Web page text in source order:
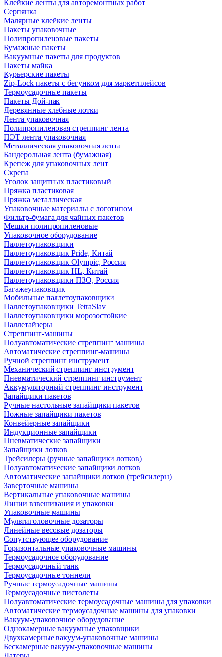
Клейкие ленты для авторемонтных работ
Серпянка
Малярные клейкие ленты
Пакеты упаковочные
Полипропиленовые пакеты
Бумажные пакеты
Вакуумные пакеты для продуктов
Пакеты майка
Курьерские пакеты
Zip-Lock пакеты с бегунком для маркетплейсов
Термоусадочные пакеты
Пакеты Дой-пак
Деревянные хлебные лотки
Лента упаковочная
Полипропиленовая стреппинг лента
ПЭТ лента упаковочная
Металлическая упаковочная лента
Бандерольная лента (бумажная)
Крепеж для упаковочных лент
Скрепа
Уголок защитных пластиковый
Пряжка пластиковая
Пряжка металлическая
Упаковочные материалы с логотипом
Фильтр-бумага для чайных пакетов
Мешки полипропиленовые
Упаковочное оборудование
Паллетоупаковщики
Паллетоупаковщик Pride, Китай
Паллетоупаковщик Olympic, Россия
Паллетоупаковщик HL, Китай
Паллетоупаковщики ПЗО, Россия
Багажеупаковщик
Мобильные паллетоупаковщики
Паллетоупаковщики TetraSlav
Паллетоупаковщики морозостойкие
Паллетайзеры
Стреппинг-машины
Полуавтоматические стреппинг машины
Автоматические стреппинг-машины
Ручной стреппинг инструмент
Механический стреппинг инструмент
Пневматический стреппинг инструмент
Аккумуляторный стреппинг инструмент
Запайщики пакетов
Ручные настольные запайщики пакетов
Ножные запайщики пакетов
Конвейерные запайщики
Индукционные запайщики
Пневматические запайщики
Запайщики лотков
Трейсилеры (ручные запайщики лотков)
Полуавтоматические запайщики лотков
Автоматические запайщики лотков (трейсилеры)
Заверточные машины
Вертикальные упаковочные машины
Линии взвешивания и упаковки
Упаковочные машины
Мультиголовочные дозаторы
Линейные весовые дозаторы
Сопутствующее оборудование
Горизонтальные упаковочные машины
Термоусадочное оборудование
Термоусадочный танк
Термоусадочные тоннели
Ручные термоусадочные машины
Термоусадочные пистолеты
Полуавтоматические термоусадочные машины для упаковки
Автоматические термоусадочные машины для упаковки
Вакуум-упаковочное оборудование
Однокамерные вакуумные упаковщики
Двухкамерные вакуум-упаковочные машины
Бескамерные вакуум-упаковочные машины
Датеры